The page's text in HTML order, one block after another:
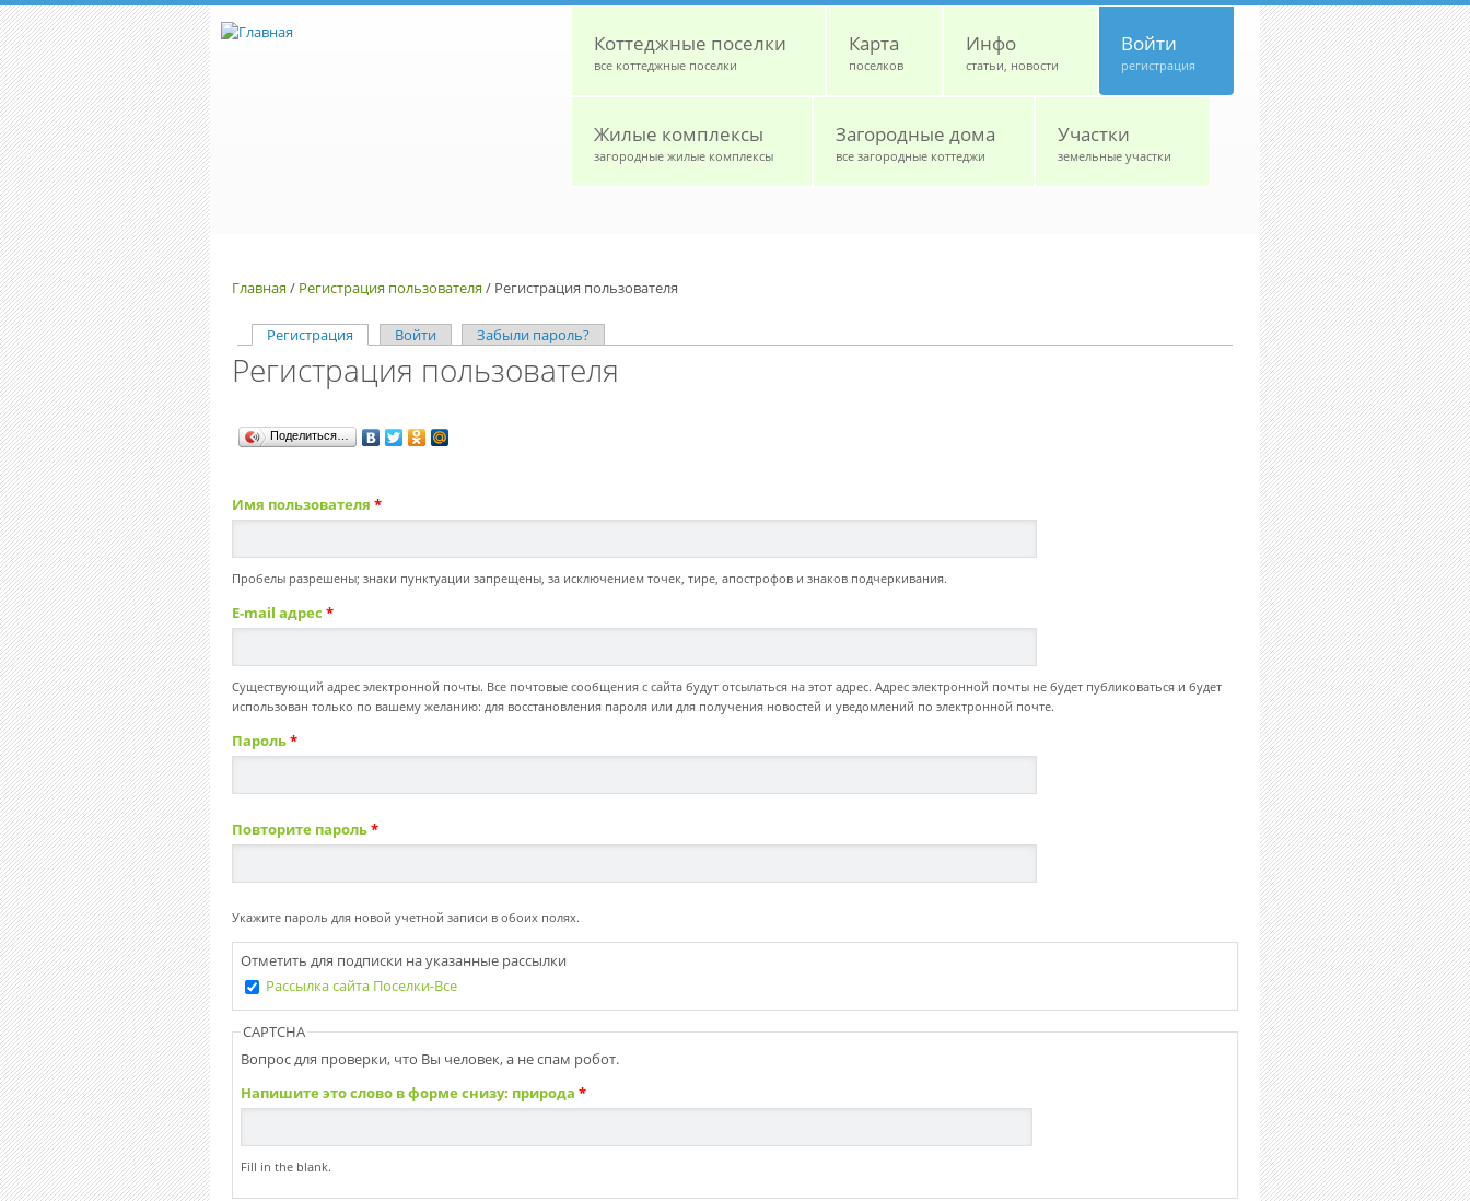
Перейти к основному содержанию
Коттеджные поселки
все коттеджные поселки
Карта
поселков
Инфо
статьи, новости
Войти
регистрация
Жилые комплексы
загородные жилые комплексы
Загородные дома
все загородные коттеджи
Участки
земельные участки
Главная / Регистрация пользователя / Регистрация пользователя
Главные вкладки
Регистрация (активная вкладка)
Войти Забыли пароль?
Регистрация пользователя
Поделиться…
Имя пользователя *
Пробелы разрешены; знаки пунктуации запрещены, за исключением точек, тире, апострофов и знаков подчеркивания.
E-mail адрес *
Существующий адрес электронной почты. Все почтовые сообщения с сайта будут отсылаться на этот адрес. Адрес электронной почты не будет публиковаться и будет
использован только по вашему желанию: для восстановления пароля или для получения новостей и уведомлений по электронной почте.
Пароль*
Повторите пароль*
Укажите пароль для новой учетной записи в обоих полях.
Отметить для подписки на указанные рассылки
Рассылка сайта Поселки-Все
CAPTCHA
Вопрос для проверки, что Вы человек, а не спам робот.
Напишите это слово в форме снизу: природа *
Fill in the blank.